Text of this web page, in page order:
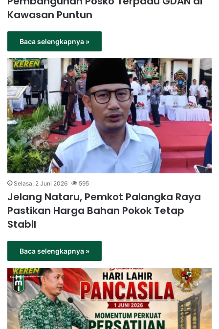
Kawasan Puntun
Baca selengkapnya »
Selasa, 2 Juni 2026 595
Jelang Nataru, Pemkot Palangka Raya
Pastikan Harga Bahan Pokok Tetap
Stabil
Baca selengkapnya »